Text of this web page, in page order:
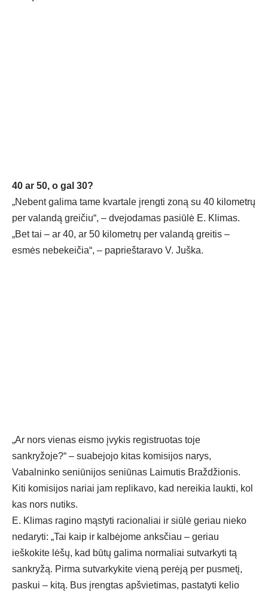
40 ar 50, o gal 30?
„Nebent galima tame kvartale įrengti zoną su 40 kilometrų
per valandą greičiu“, – dvejodamas pasiūlė E. Klimas.
„Bet tai – ar 40, ar 50 kilometrų per valandą greitis –
esmės nebekeičia“, – paprieštaravo V. Juška.
„Ar nors vienas eismo įvykis registruotas toje
sankryžoje?“ – suabejojo kitas komisijos narys,
Vabalninko seniūnijos seniūnas Laimutis Braždžionis.
Kiti komisijos nariai jam replikavo, kad nereikia laukti, kol
kas nors nutiks.
E. Klimas ragino mąstyti racionaliai ir siūlė geriau nieko
nedaryti: „Tai kaip ir kalbėjome anksčiau – geriau
ieškokite lėšų, kad būtų galima normaliai sutvarkyti tą
sankryžą. Pirma sutvarkykite vieną perėją per pusmetį,
paskui – kitą. Bus įrengtas apšvietimas, pastatyti kelio